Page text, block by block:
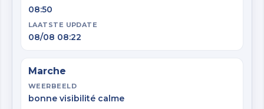
08:50
LAATSTE UPDATE
08/08 08:22
Marche
WEERBEELD
bonne visibilité calme